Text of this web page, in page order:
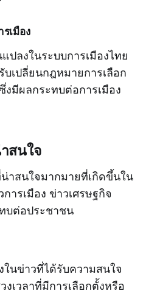
เมือง
ปลงในระบบการเมืองไทย
บเปลี่ยนกฎหมายการเลือก
มีผลกระทบต่อการเมือง
สนใจ
าสนใจมากมายที่เกิดขึ้นใน
ารเมือง ข่าวเศรษฐกิจ
บต่อประชาชน
ในข่าวที่ได้รับความสนใจ
เวลาที่มีการเลือกตั้งหรือ